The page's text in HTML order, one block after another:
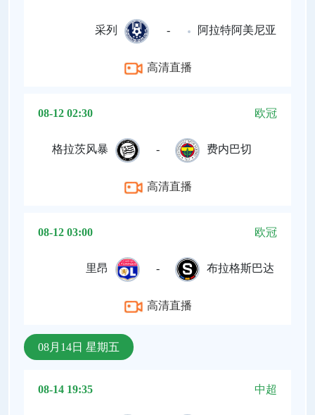
采列 - 阿拉特阿美尼亚
高清直播
08-12 02:30 欧冠
格拉茨风暴 - 费内巴切
高清直播
08-12 03:00 欧冠
里昂 - 布拉格斯巴达
高清直播
08月14日 星期五
08-14 19:35 中超